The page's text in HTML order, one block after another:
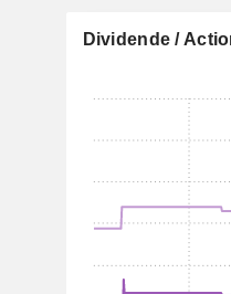
Dividende /